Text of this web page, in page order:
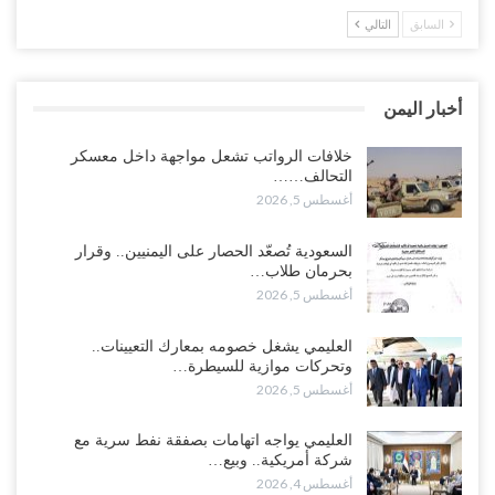
العليمي يشغل خصومه بمعارك التعيينات.. وتحركات موازية للسيطرة على
النفط تلتف حول أفريقيا وسفن تعلن: “لا توجد شحنة…
أغسطس 4, 2026
مليون برميل يشعل غضب حضرموت..!
أغسطس 4, 2026
محتدم على خليفته..!
أغسطس 4, 2026
“تعز“| وسط إعادة رسم النفوذ السعودي.. الإصلاح يجدد اتهامه لطارق
بالتهريب وعينه على المحافظ..!
أغسطس 4, 2026
السابق التالي
أخبار اليمن
خلافات الرواتب تشعل مواجهة داخل معسكر
التحالف……
أغسطس 5, 2026
السعودية تُصعّد الحصار على اليمنيين.. وقرار
بحرمان طلاب…
أغسطس 5, 2026
العليمي يشغل خصومه بمعارك التعيينات..
وتحركات موازية للسيطرة…
أغسطس 5, 2026
العليمي يواجه اتهامات بصفقة نفط سرية مع
شركة أمريكية.. وبيع…
أغسطس 4, 2026